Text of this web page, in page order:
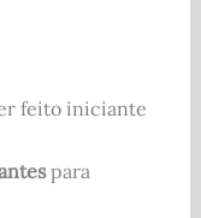
feito iniciante
para